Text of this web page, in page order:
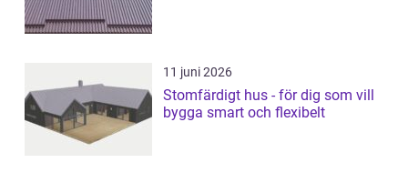
11 juni 2026
Stomfärdigt hus - för dig som vill
bygga smart och flexibelt